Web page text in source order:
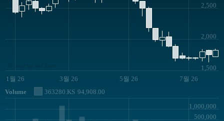
1월 26 3월 26 5월 26 7월 26
1,500
2,000
2,500
Volume 363280.KS 94,908.00
500,000
1,000,000